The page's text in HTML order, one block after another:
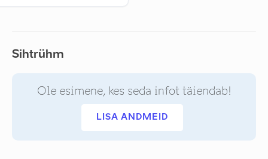
Sihtrühm
Ole esimene, kes seda infot täiendab!
LISA ANDMEID